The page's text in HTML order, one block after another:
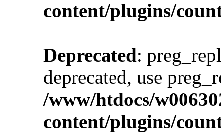
content/plugins/
Deprecated:
deprecated, use
/www/htdocs/
content/plugins/